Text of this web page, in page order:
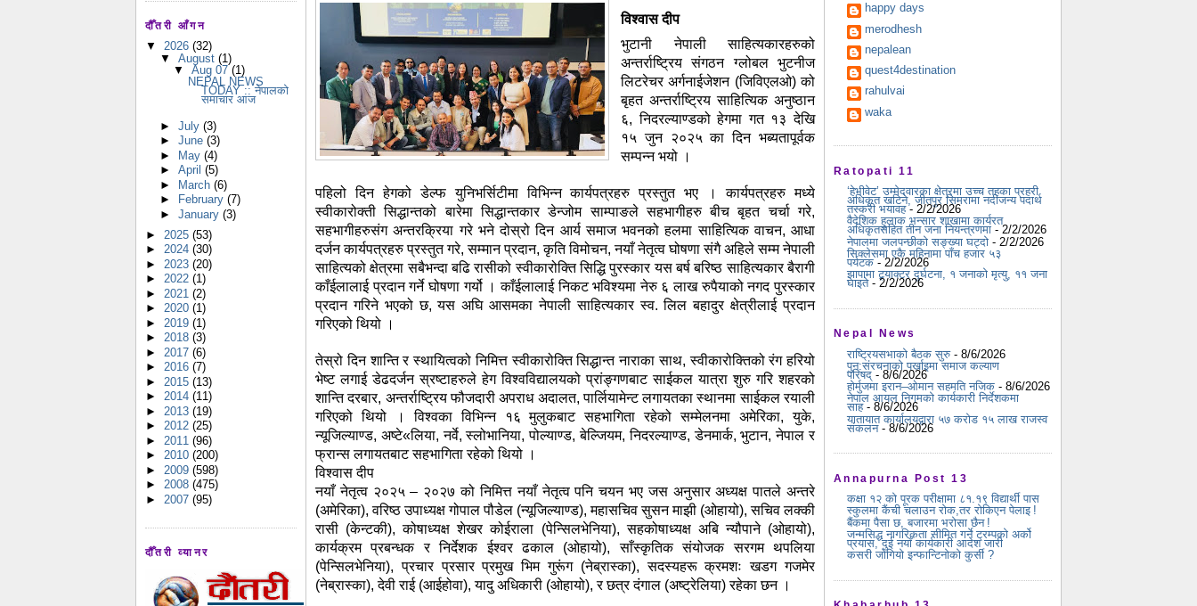
दौँतरी आँगन
▼ 2026 (32)
▼ August (1)
▼Aug 07(1)
NEPAL NEWS
TODAY :: नेपालको
समाचार आज
► July (3)
► June (3)
► May (4)
► April (5)
► March (6)
►
February (7)
► January (3)
► 2025 (53)
► 2024 (30)
► 2023 (20)
► 2022 (1)
► 2021 (2)
► 2020 (1)
► 2019 (1)
► 2018 (3)
► 2017 (6)
► 2016 (7)
► 2015 (13)
► 2014 (11)
► 2013 (19)
► 2012 (25)
► 2011 (96)
► 2010 (200)
► 2009 (598)
► 2008 (475)
► 2007 (95)
दौँतरी व्यानर
विश्वास दीप
भुटानी नेपाली साहित्यकारहरुको
अन्तर्राष्ट्रिय संगठन ग्लोबल भुटनीज
लिटरेचर अर्गनाईजेशन (जिविएलओ) को
बृहत अन्तर्राष्ट्रिय साहित्यिक अनुष्ठान
६, निदरल्याण्डको हेगमा गत १३ देखि
१५ जुन २०२५ का दिन भब्यतापूर्वक
सम्पन्न भयो ।
पहिलो दिन हेगको डेल्फ युनिभर्सिटीमा विभिन्न कार्यपत्रहरु प्रस्तुत भए । कार्यपत्रहरु मध्ये
स्वीकारोक्ती सिद्धान्तको बारेमा सिद्धान्तकार डेन्जोम साम्पाङले सहभागीहरु बीच बृहत चर्चा गरे,
सहभागीहरुसंग अन्तरक्रिया गरे भने दोस्रो दिन आर्य समाज भवनको हलमा साहित्यिक वाचन, आधा
दर्जन कार्यपत्रहरु प्रस्तुत गरे, सम्मान प्रदान, कृति विमोचन, नयाँ नेतृत्व घोषणा संगै अहिले सम्म नेपाली
साहित्यको क्षेत्रमा सबैभन्दा बढि रासीको स्वीकारोक्ति सिद्धि पुरस्कार यस बर्ष बरिष्ठ साहित्यकार बैरागी
काँईलालाई प्रदान गर्ने घोषणा गर्यो । काँईलालाई निकट भविश्यमा नेरु ६ लाख रुपैयाको नगद पुरस्कार
प्रदान गरिने भएको छ, यस अघि आसमका नेपाली साहित्यकार स्व. लिल बहादुर क्षेत्रीलाई प्रदान
गरिएको थियो ।
तेस्रो दिन शान्ति र स्थायित्वको निमित्त स्वीकारोक्ति सिद्धान्त नाराका साथ, स्वीकारोक्तिको रंग हरियो
भेष्ट लगाई डेढदर्जन स्रष्टाहरुले हेग विश्वविद्यालयको प्रांङ्गणबाट साईकल यात्रा शुरु गरि शहरको
शान्ति दरबार, अन्तर्राष्ट्रिय फौजदारी अपराध अदालत, पार्लियामेन्ट लगायतका स्थानमा साईकल रयाली
गरिएको थियो । विश्वका विभिन्न १६ मुलुकबाट सहभागिता रहेको सम्मेलनमा अमेरिका, युके,
न्यूजिल्याण्ड, अष्टे«लिया, नर्वे, स्लोभानिया, पोल्याण्ड, बेल्जियम, निदरल्याण्ड, डेनमार्क, भुटान, नेपाल र
फ्रान्स लगायतबाट सहभागिता रहेको थियो ।
विश्वास दीप
नयाँ नेतृत्व २०२५ – २०२७ को निमित्त नयाँ नेतृत्व पनि चयन भए जस अनुसार अध्यक्ष पातले अन्तरे
(अमेरिका), वरिष्ठ उपाध्यक्ष गोपाल पौडेल (न्यूजिल्याण्ड), महासचिव सुसन माझी (ओहायो), सचिव लक्की
रासी (केन्टकी), कोषाध्यक्ष शेखर कोईराला (पेन्सिलभेनिया), सहकोषाध्यक्ष अबि न्यौपाने (ओहायो),
कार्यक्रम प्रबन्धक र निर्देशक ईश्वर ढकाल (ओहायो), साँस्कृतिक संयोजक सरगम थपलिया
(पेन्सिलभेनिया), प्रचार प्रसार प्रमुख भिम गुरूंग (नेब्रास्का), सदस्यहरू क्रमशः खडग गजमेर
(नेब्रास्का), देवी राई (आईहोवा), यादु अधिकारी (ओहायो), र छत्र दंगाल (अष्ट्रेलिया) रहेका छन ।
happy days
merodhesh
nepalean
quest4destination
rahulvai
waka
Ratopati 11
‘हेभीवेट’ उम्मेदवारका क्षेत्रमा उच्च तहका प्रहरी
अधिकृत खटिने, जीतपुर सिमरामा नदीजन्य पदार्थ
तस्करी भयावह- 2/2/2026
वैदेशिक हुलाक भन्सार शाखामा कार्यरत
अधिकृतसहित तीन जना नियन्त्रणमा - 2/2/2026
नेपालमा जलपन्छीको सङ्ख्या घट्दो - 2/2/2026
सिक्लेसमा एकै महिनामा पाँच हजार ५३
पर्यटक - 2/2/2026
झापामा ट्र्याक्टर दुर्घटना, १ जनाको मृत्यु, ११ जना
घाइते- 2/2/2026
Nepal News
राष्ट्रियसभाको बैठक सुरु- 8/6/2026
पुन:संरचनाको पर्खाइमा समाज कल्याण
परिषद् - 8/6/2026
होर्मुजमा इरान–ओमान सहमति नजिक - 8/6/2026
नेपाल आयल निगमको कार्यकारी निर्देशकमा
साह- 8/6/2026
यातायात कार्यालयद्वारा ५७ करोड १५ लाख राजस्व
संकलन- 8/6/2026
Annapurna Post 13
कक्षा १२ को पूरक परीक्षामा ८१.१९ विद्यार्थी पास
स्कुलमा कैंची चलाउन रोक,तर रोकिएन पेलाइ !
बैंकमा पैसा छ, बजारमा भरोसा छैन !
जन्मसिद्ध नागरिकता सीमित गर्ने ट्रम्पको अर्को
प्रयास, दुई नयाँ कार्यकारी आदेश जारी
कसरी जोगियो इन्फान्टिनोको कुर्सी ?